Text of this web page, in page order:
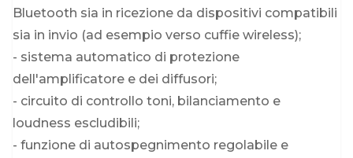
Bluetooth sia in ricezione da dispositivi compatibili
sia in invio (ad esempio verso cuffie wireless);
- sistema automatico di protezione
dell'amplificatore e dei diffusori;
- circuito di controllo toni, bilanciamento e
loudness escludibili;
- funzione di autospegnimento regolabile e